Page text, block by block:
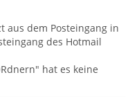
aus dem Posteingang in
des Hotmail
hat es keine